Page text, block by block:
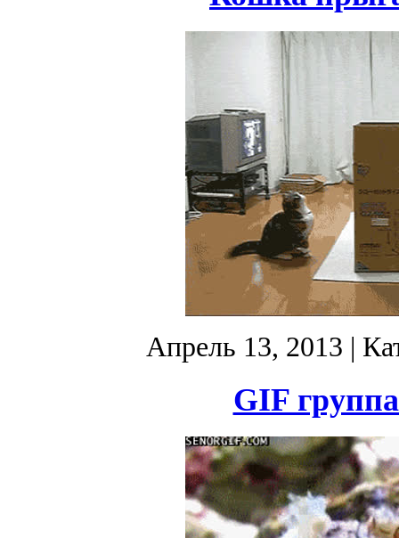
Апрель 13, 2013 |
GIF